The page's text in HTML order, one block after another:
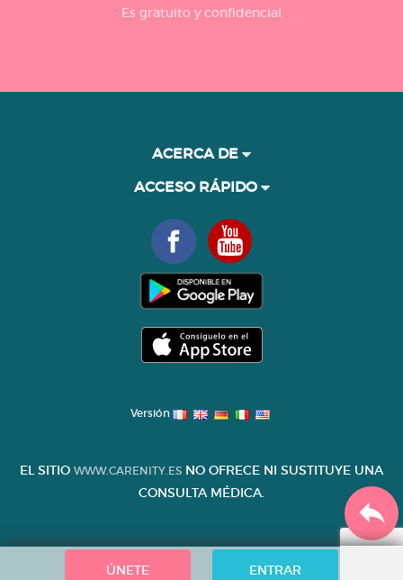
Es gratuito y confidencial
ÚNETE ENTRAR
ACERCA DE
ACCESO RÁPIDO
Versión
EL SITIO WWW.CARENITY.ES NO OFRECE NI SUSTITUYE UNA
CONSULTA MÉDICA.